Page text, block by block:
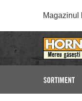
Magazinul
SORTIMENT